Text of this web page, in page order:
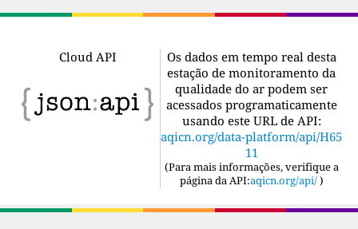
Cloud API
Os dados em tempo real desta
estação de monitoramento da
qualidade do ar podem ser
acessados programaticamente
usando este URL de API:
aqicn.org/data-platform/api/H65
11
(Para mais informações, verifique a
página da API:aqicn.org/api/ )